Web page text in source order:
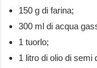
150 g di farina;
300 ml di acqua
1 tuorlo;
1 litro di olio di semi